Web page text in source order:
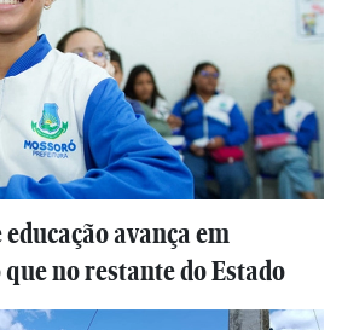
avança em
no restante do Estado